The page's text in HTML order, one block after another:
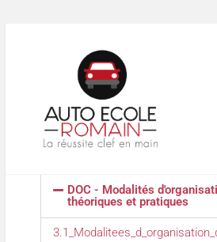
DOC - Modalités
théoriques et pratiques